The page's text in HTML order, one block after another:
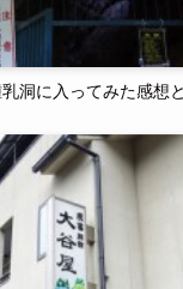
洞に入ってみた感想